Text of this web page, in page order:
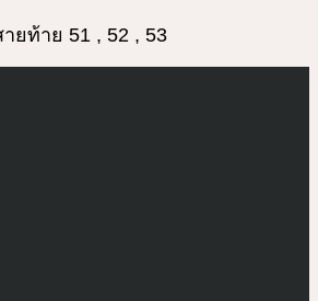
ยท้าย 51 , 52 , 53